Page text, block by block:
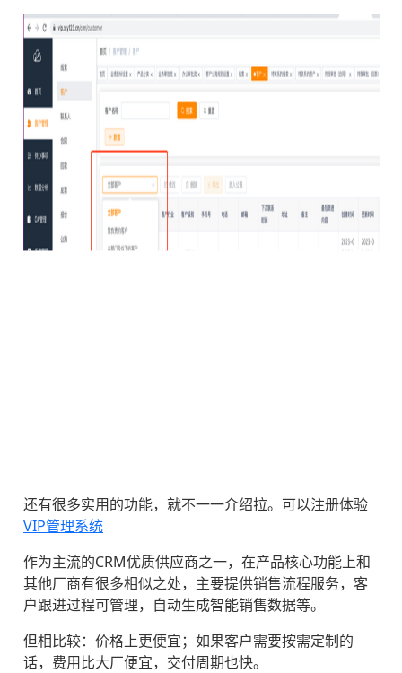
还有很多实用的功能，就不一一介绍拉。可以注册体验
VIP管理系统
作为主流的CRM优质供应商之一，在产品核心功能上和
其他厂商有很多相似之处，主要提供销售流程服务，客
户跟进过程可管理，自动生成智能销售数据等。
但相比较：价格上更便宜；如果客户需要按需定制的
话，费用比大厂便宜，交付周期也快。